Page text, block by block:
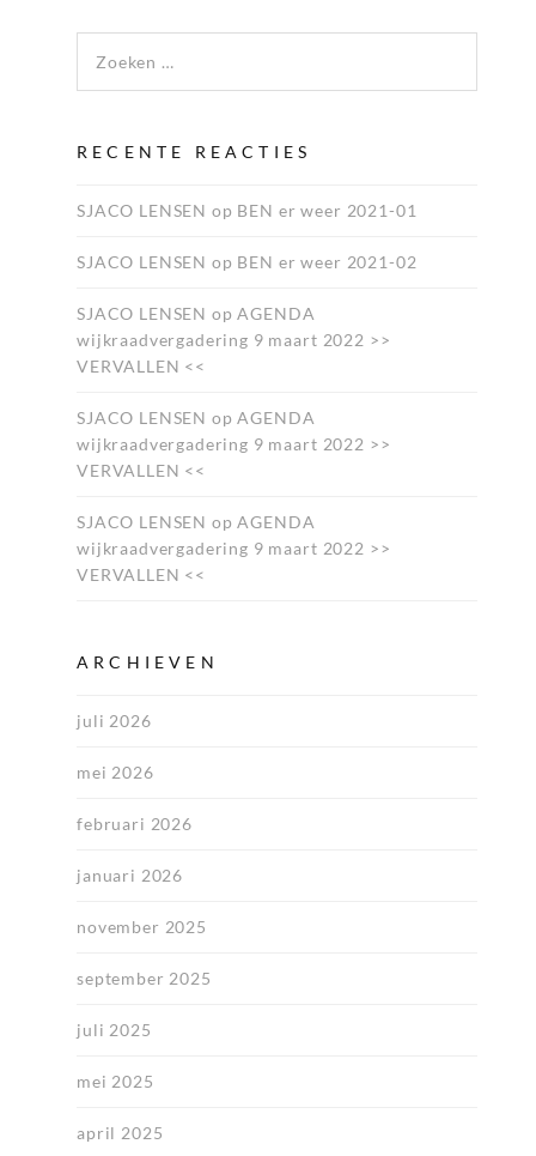
RECENTE REACTIES
SJACO LENSEN op BEN er weer 2021-01
SJACO LENSEN op BEN er weer 2021-02
SJACO LENSEN opAGENDA
wijkraadvergadering 9 maart 2022 >>
VERVALLEN <<
SJACO LENSEN opAGENDA
wijkraadvergadering 9 maart 2022 >>
VERVALLEN <<
SJACO LENSEN opAGENDA
wijkraadvergadering 9 maart 2022 >>
VERVALLEN <<
ARCHIEVEN
juli 2026
mei 2026
februari 2026
januari 2026
november 2025
september 2025
juli 2025
mei 2025
april 2025